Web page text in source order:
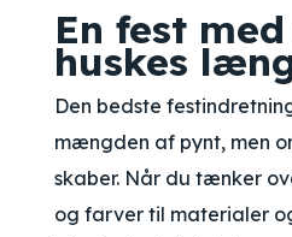
En fest
huskes
Den bedste
mængden af pynt, men
skaber. Når du tænker
og farver til materialer